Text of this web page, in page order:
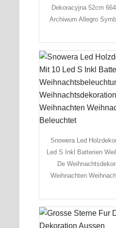
Dekoracyjna 52cm
Archiwum Allegro
Snowera Led
Led S Inkl Batterien
De
Weihnachten